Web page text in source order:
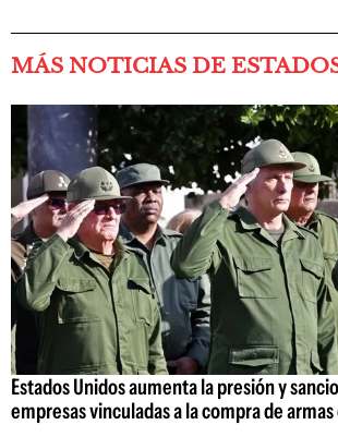
MÁS NOTICIAS DE
Estados Unidos aumenta la presión y
empresas vinculadas a la compra de armas